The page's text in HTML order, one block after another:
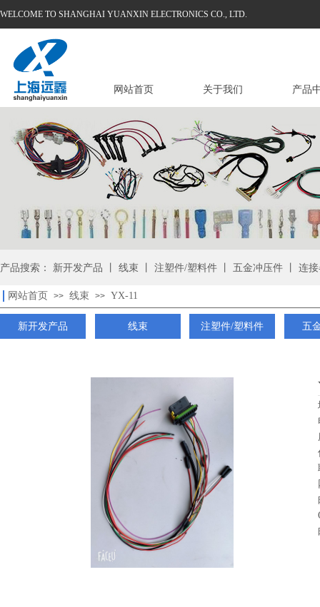
WELCOME TO SHANGHAI YUANXIN ELECTRONICS CO., LTD.
网站首页 关于我们 产品
产品搜索： 新开发产品 丨 线束 丨 注塑件/塑料件 丨 五金冲压件 丨 连
网站首页 >> 线束 >> YX-11
新开发产品 注塑件/塑料件 五
线束